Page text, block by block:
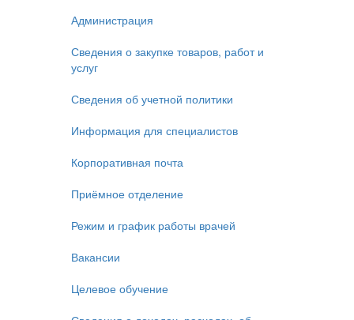
Администрация
Сведения о закупке товаров, работ и
услуг
Сведения об учетной политики
Информация для специалистов
Корпоративная почта
Приёмное отделение
Режим и график работы врачей
Вакансии
Целевое обучение